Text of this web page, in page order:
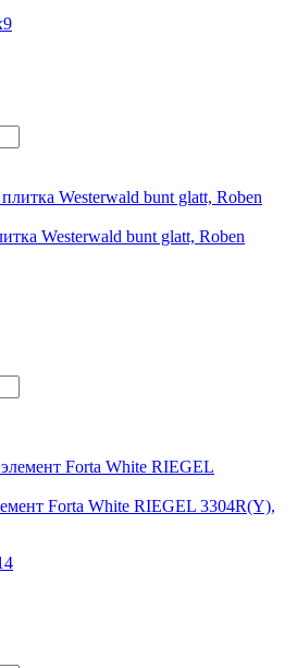
Westerwald bunt glatt, Roben
Forta White RIEGEL 3304R(Y),